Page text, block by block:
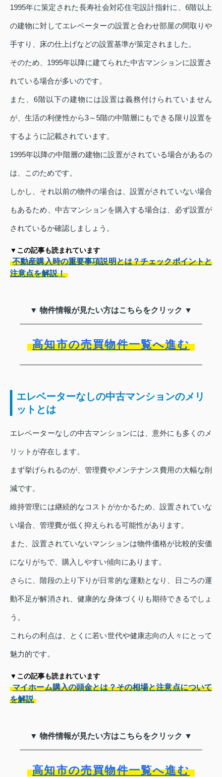
1995年に策定された長寿社会対応住宅設計指針に、6階以上
の建物に対してエレベーターの設置と合わせ部屋の間取りや
手すり、床の仕上げなどの設置基準が策定されました。
そのため、1995年以降に建てられた中古マンションに設置さ
れている場合が多いのです。
また、6階以下の建物には設置は義務付けられていません
が、生活の利便性から3～5階の中階層にもできる限り設置を
するように記載されています。
1995年以降の中階層の建物に設置がされている場合があるの
は、このためです。
しかし、それ以前の物件の場合は、設置がされていない場合
もあるため、中古マンションを購入する場合は、必ず設置が
されているか確認しましょう。
▼この記事も読まれています
不動産購入時の重要事項説明とは？チェックポイントと
注意点を解説！
▼ 物件情報が見たい方はこちらをクリック ▼
高知市の売買物件一覧へ進む
エレベーターなしの中古マンションのメリ
ットとは
エレベーターなしの中古マンションには、意外にも多くのメ
リットが存在します。
まず挙げられるのが、管理費やメンテナンス費用の大幅な削
減です。
維持管理には継続的なコストがかかるため、設置されていな
い場合、管理費が低く抑えられる可能性があります。
また、設置されていないマンションは物件価格が比較的安価
になりがちで、購入しやすい傾向にあります。
さらに、階段の上り下りが日常的な運動となり、日ごろの運
動不足が解消され、健康的な身体づくりも期待できるでしょ
う。
これらの利点は、とくに若い世代や健康志向の人々にとって
魅力的です。
▼この記事も読まれています
マイホーム購入の頭金とは？その相場と注意点について
を解説
▼ 物件情報が見たい方はこちらをクリック ▼
高知市の売買物件一覧へ進む